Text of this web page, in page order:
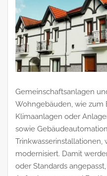
Gemeinschaftsanlagen
Wohngebäuden, wie zum
Klimaanlagen oder
sowie
Trinkwasserinstallationen,
modernisiert. Damit
oder Standards